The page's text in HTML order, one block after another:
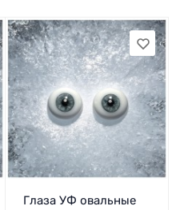
Глаза УФ овальные